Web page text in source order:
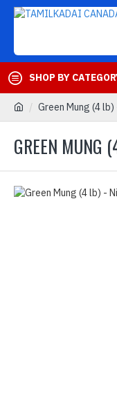
SHOP BY
Green Mung (4
GREEN